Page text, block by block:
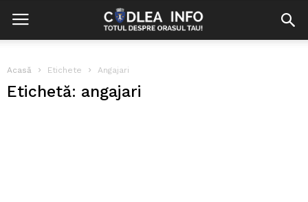
Acasă Etichete Angajari
Etichetă: angajari